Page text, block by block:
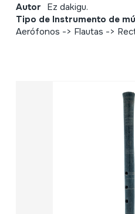
Autor Ez dakigu.
Tipo de Instrumento de
Aerófonos -> Flautas ->